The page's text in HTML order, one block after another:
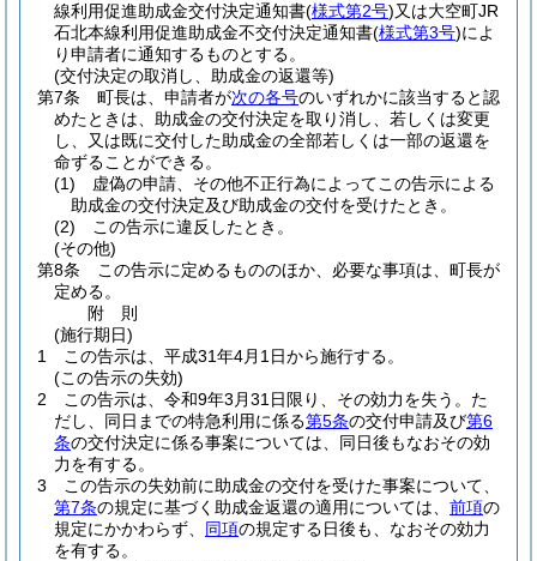
線利用促進助成金交付決定通知書(様式第2号)又は大空町JR
石北本線利用促進助成金不交付決定通知書(様式第3号)によ
り申請者に通知するものとする。
(交付決定の取消し、助成金の返還等)
第7条
町長は、申請者が次の各号のいずれかに該当すると認
めたときは、助成金の交付決定を取り消し、若しくは変更
し、又は既に交付した助成金の全部若しくは一部の返還を
命ずることができる。
(1)
虚偽の申請、その他不正行為によってこの告示による
助成金の交付決定及び助成金の交付を受けたとき。
(2)
この告示に違反したとき。
(その他)
第8条
この告示に定めるもののほか、必要な事項は、町長が
定める。
附 則
(施行期日)
1
この告示は、平成31年4月1日から施行する。
(この告示の失効)
2
この告示は、令和9年3月31日限り、その効力を失う。 た
だし、同日までの特急利用に係る第5条の交付申請及び第6
条の交付決定に係る事案については、同日後もなおその効
力を有する。
3
この告示の失効前に助成金の交付を受けた事案について、
第7条の規定に基づく助成金返還の適用については、 前項の
規定にかかわらず、 同項の規定する日後も、なおその効力
を有する。